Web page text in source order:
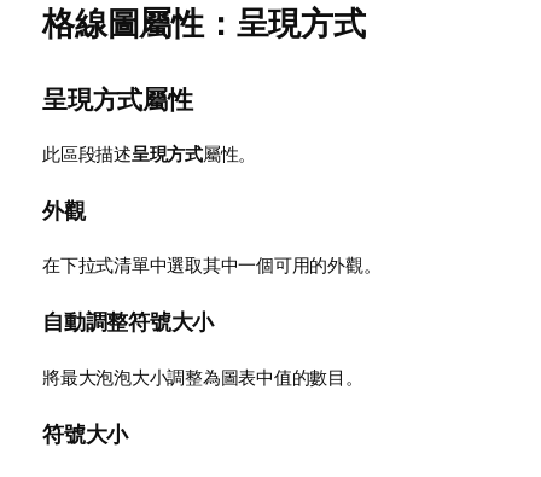
格線圖屬性：呈現方式
呈現方式屬性
此區段描述呈現方式屬性。
外觀
在下拉式清單中選取其中一個可用的外觀。
自動調整符號大小
將最大泡泡大小調整為圖表中值的數目。
符號大小